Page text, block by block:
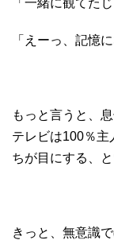
「一緒に観てたじ
「えーっ、記憶
もっと言うと、
テレビは100％主
ちが目にする、
きっと、無意識